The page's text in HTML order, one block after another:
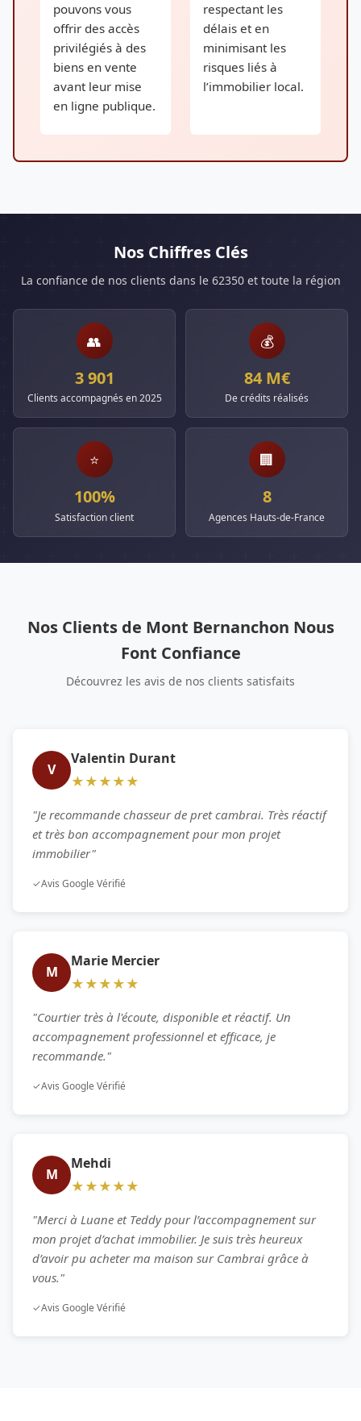
pouvons vous
offrir des accès
privilégiés à des
biens en vente
avant leur mise
en ligne publique.
respectant les
délais et en
minimisant les
risques liés à
l’immobilier local.
Nos Chiffres Clés
La confiance de nos clients dans le 62350 et toute la région
👥
3 901
Clients accompagnés en 2025
💰
84 M€
De crédits réalisés
⭐
100%
Satisfaction client
🏢
8
Agences Hauts-de-France
Nos Clients de Mont Bernanchon Nous
Font Confiance
Découvrez les avis de nos clients satisfaits
V
Valentin Durant
★★★★★
"Je recommande chasseur de pret cambrai. Très réactif
et très bon accompagnement pour mon projet
immobilier"
✓Avis Google Vérifié
M
Marie Mercier
★★★★★
"Courtier très à l'écoute, disponible et réactif. Un
accompagnement professionnel et efficace, je
recommande."
✓Avis Google Vérifié
M
Mehdi
★★★★★
"Merci à Luane et Teddy pour l’accompagnement sur
mon projet d’achat immobilier. Je suis très heureux
d’avoir pu acheter ma maison sur Cambrai grâce à
vous."
✓Avis Google Vérifié